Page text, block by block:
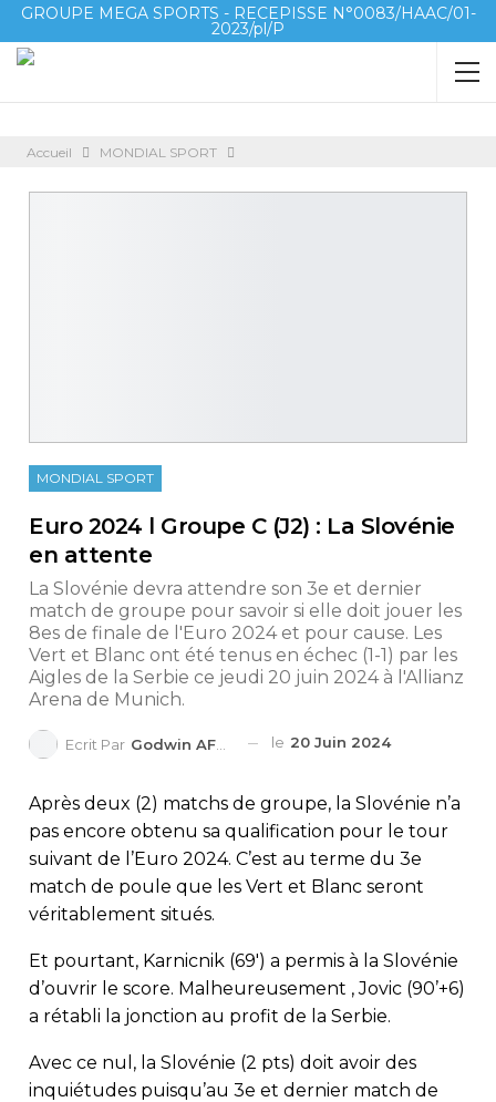
GROUPE MEGA SPORTS - RECEPISSE N°0083/HAAC/01-
2023/pl/P
Accueil MONDIAL SPORT
MONDIAL SPORT
Euro 2024 l Groupe C (J2) : La Slovénie
en attente
La Slovénie devra attendre son 3e et dernier
match de groupe pour savoir si elle doit jouer les
8es de finale de l'Euro 2024 et pour cause. Les
Vert et Blanc ont été tenus en échec (1-1) par les
Aigles de la Serbie ce jeudi 20 juin 2024 à l'Allianz
Arena de Munich.
Ecrit Par Godwin AFEDO le 20 Juin 2024
Après deux (2) matchs de groupe, la Slovénie n’a
pas encore obtenu sa qualification pour le tour
suivant de l’Euro 2024. C’est au terme du 3e
match de poule que les Vert et Blanc seront
véritablement situés.
Et pourtant, Karnicnik (69′) a permis à la Slovénie
d’ouvrir le score. Malheureusement , Jovic (90’+6)
a rétabli la jonction au profit de la Serbie.
Avec ce nul, la Slovénie (2 pts) doit avoir des
inquiétudes puisqu’au 3e et dernier match de